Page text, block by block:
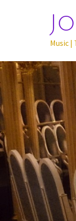
Music |